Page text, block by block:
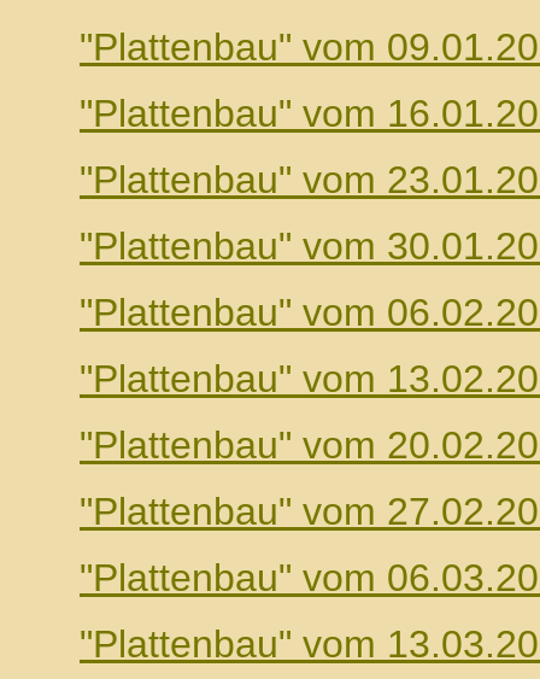
"Plattenbau" vom
"Plattenbau" vom
"Plattenbau" vom
"Plattenbau" vom
"Plattenbau" vom
"Plattenbau" vom
"Plattenbau" vom
"Plattenbau" vom
"Plattenbau" vom
"Plattenbau" vom